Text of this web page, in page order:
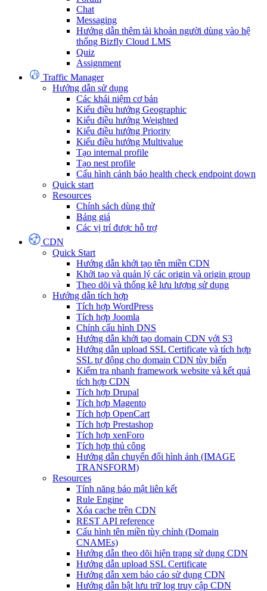
Chat
Messaging
Hướng dẫn thêm tài khoản người dùng vào hệ
thống Bizfly Cloud LMS
Quiz
Assignment
Traffic Manager
Hướng dẫn sử dụng
Các khái niệm cơ bản
Kiểu điều hướng Geographic
Kiểu điều hướng Weighted
Kiểu điều hướng Priority
Kiểu điều hướng Multivalue
Tạo internal profile
Tạo nest profile
Cấu hình cảnh báo health check endpoint down
Quick start
Resources
Chính sách dùng thử
Bảng giá
Các vị trí được hỗ trợ
CDN
Quick Start
Hướng dẫn khởi tạo tên miền CDN
Khởi tạo và quản lý các origin và origin group
Theo dõi và thống kê lưu lượng sử dụng
Hướng dẫn tích hợp
Tích hợp WordPress
Tích hợp Joomla
Chỉnh cấu hình DNS
Hướng dẫn khởi tạo domain CDN với S3
Hướng dẫn upload SSL Certificate và tích hợp
SSL tự động cho domain CDN tùy biến
Kiểm tra nhanh framework website và kết quả
tích hợp CDN
Tích hợp Drupal
Tích hợp Magento
Tích hợp OpenCart
Tích hợp Prestashop
Tích hợp xenForo
Tích hợp thủ công
Hướng dẫn chuyển đổi hình ảnh (IMAGE
TRANSFORM)
Resources
Tính năng bảo mật liên kết
Rule Engine
Xóa cache trên CDN
REST API reference
Cấu hình tên miền tùy chỉnh (Domain
CNAMEs)
Hướng dẫn theo dõi hiện trạng sử dụng CDN
Hướng dẫn upload SSL Certificate
Hướng dẫn xem báo cáo sử dụng CDN
Hướng dẫn bật lưu trữ log truy cập CDN